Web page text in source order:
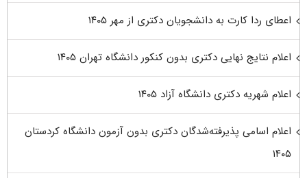
اعطای ردا کارت به دانشجویان دکتری از مهر ۱۴۰۵
اعلام نتایج نهایی دکتری بدون کنکور دانشگاه تهران ۱۴۰۵
اعلام شهریه دکتری دانشگاه آزاد ۱۴۰۵
اعلام اسامی پذیرفته‌شدگان دکتری بدون آزمون دانشگاه کردستان
۱۴۰۵